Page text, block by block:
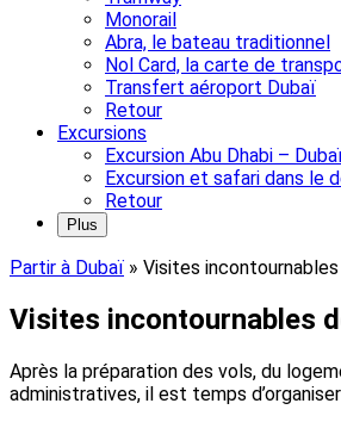
Monorail
Abra, le bateau traditionnel
Nol Card, la carte de
Transfert aéroport Dubaï
Retour
Excursions
Excursion Abu Dhabi –
Excursion et safari dans le
Retour
Plus
Partir à Dubaï » Visites
Visites incontournables
Après la préparation des vols, du
administratives, il est temps